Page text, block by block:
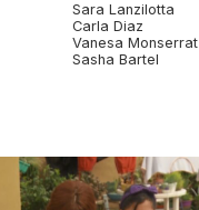
Sara Lanzilotta
Carla Diaz
Vanesa Monserrat
Sasha Bartel